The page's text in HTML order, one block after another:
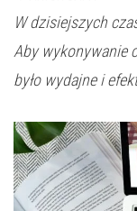
W dzisiejszych
Aby wykonywanie
było wydajne i